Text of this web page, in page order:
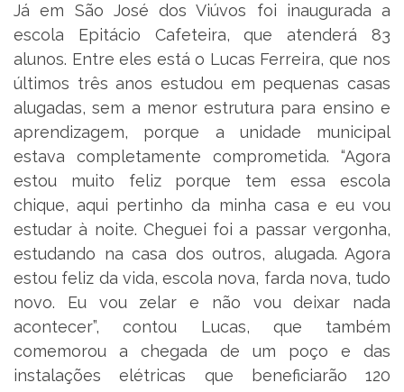
Já em São José dos Viúvos foi inaugurada a
escola Epitácio Cafeteira, que atenderá 83
alunos. Entre eles está o Lucas Ferreira, que nos
últimos três anos estudou em pequenas casas
alugadas, sem a menor estrutura para ensino e
aprendizagem, porque a unidade municipal
estava completamente comprometida. “Agora
estou muito feliz porque tem essa escola
chique, aqui pertinho da minha casa e eu vou
estudar à noite. Cheguei foi a passar vergonha,
estudando na casa dos outros, alugada. Agora
estou feliz da vida, escola nova, farda nova, tudo
novo. Eu vou zelar e não vou deixar nada
acontecer”, contou Lucas, que também
comemorou a chegada de um poço e das
instalações elétricas que beneficiarão 120